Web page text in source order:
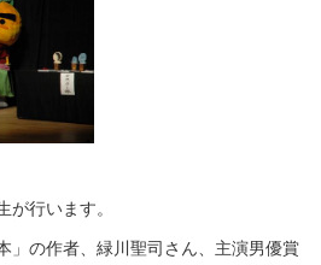
が行います。
」の作者、緑川聖司さん、主演男優賞